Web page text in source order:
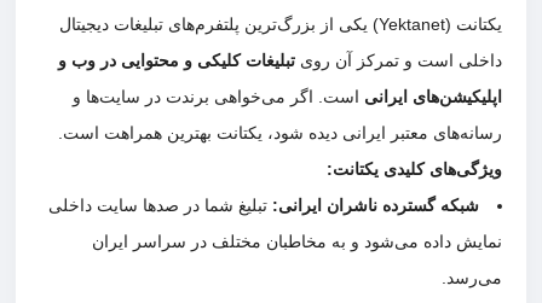
یکتانت (Yektanet) یکی از بزرگ‌ترین پلتفرم‌های تبلیغات دیجیتال
داخلی است و تمرکز آن روی تبلیغات کلیکی و محتوایی در وب و
اپلیکیشن‌های ایرانی است. اگر می‌خواهی برندت در سایت‌ها و
رسانه‌های معتبر ایرانی دیده شود، یکتانت بهترین همراهت است.
ویژگی‌های کلیدی یکتانت:
شبکه گسترده ناشران ایرانی: تبلیغ شما در صدها سایت داخلی
نمایش داده می‌شود و به مخاطبان مختلف در سراسر ایران
می‌رسد.